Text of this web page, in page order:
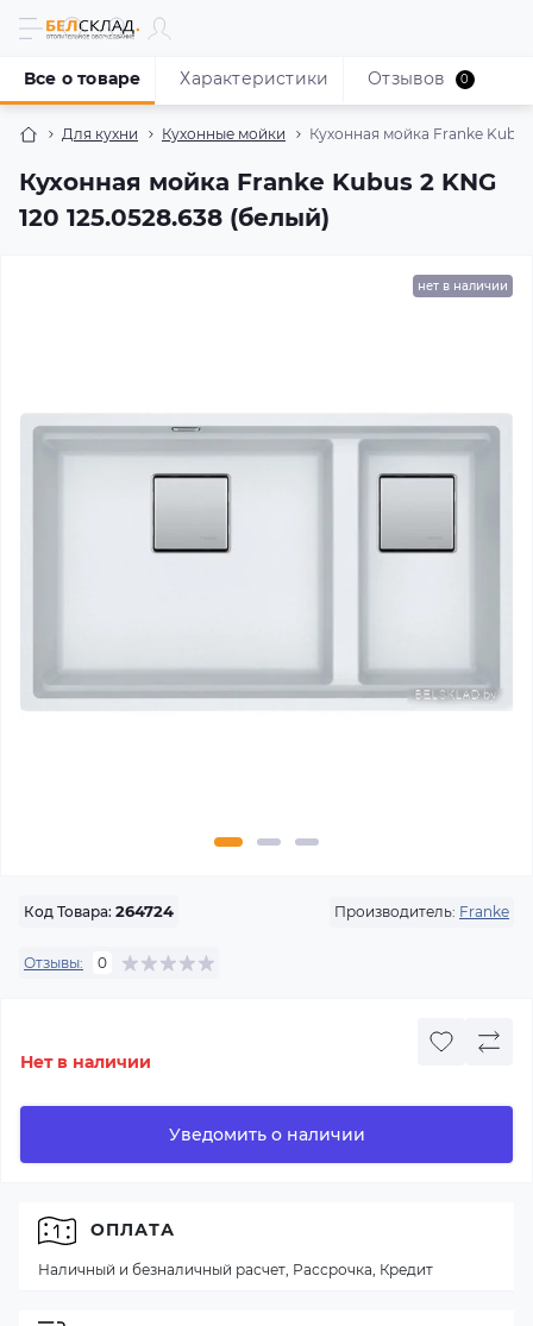
Для кухни Кухонные мойки Кухонная мойка Franke
Кухонная мойка Franke Kubus 2 KNG
120 125.0528.638 (белый)
Все о товаре Характеристики Отзывов 0
нет в наличии
Код Товара: 264724 Производитель: Franke
Отзывы: 0
Нет в наличии
Уведомить о наличии
ОПЛАТА
Наличный и безналичный расчет, Рассрочка, Кредит